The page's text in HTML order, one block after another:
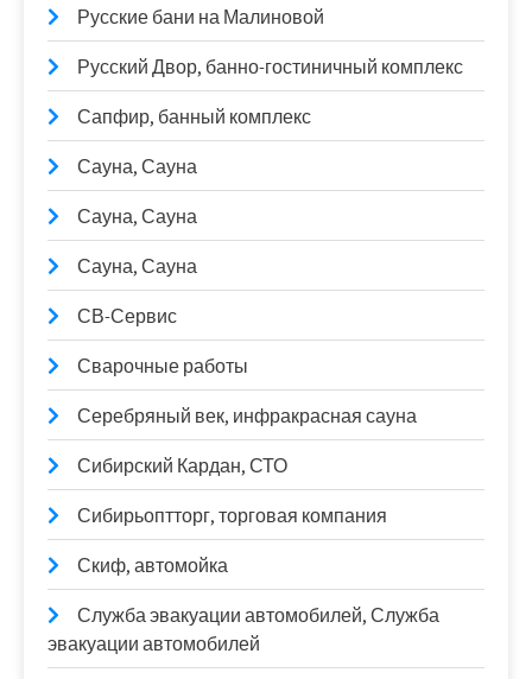
Русские бани на Малиновой
Русский Двор, банно-гостиничный комплекс
Сапфир, банный комплекс
Сауна, Сауна
Сауна, Сауна
Сауна, Сауна
СВ-Сервис
Сварочные работы
Серебряный век, инфракрасная сауна
Сибирский Кардан, СТО
Сибирьоптторг, торговая компания
Скиф, автомойка
Служба эвакуации автомобилей, Служба
эвакуации автомобилей